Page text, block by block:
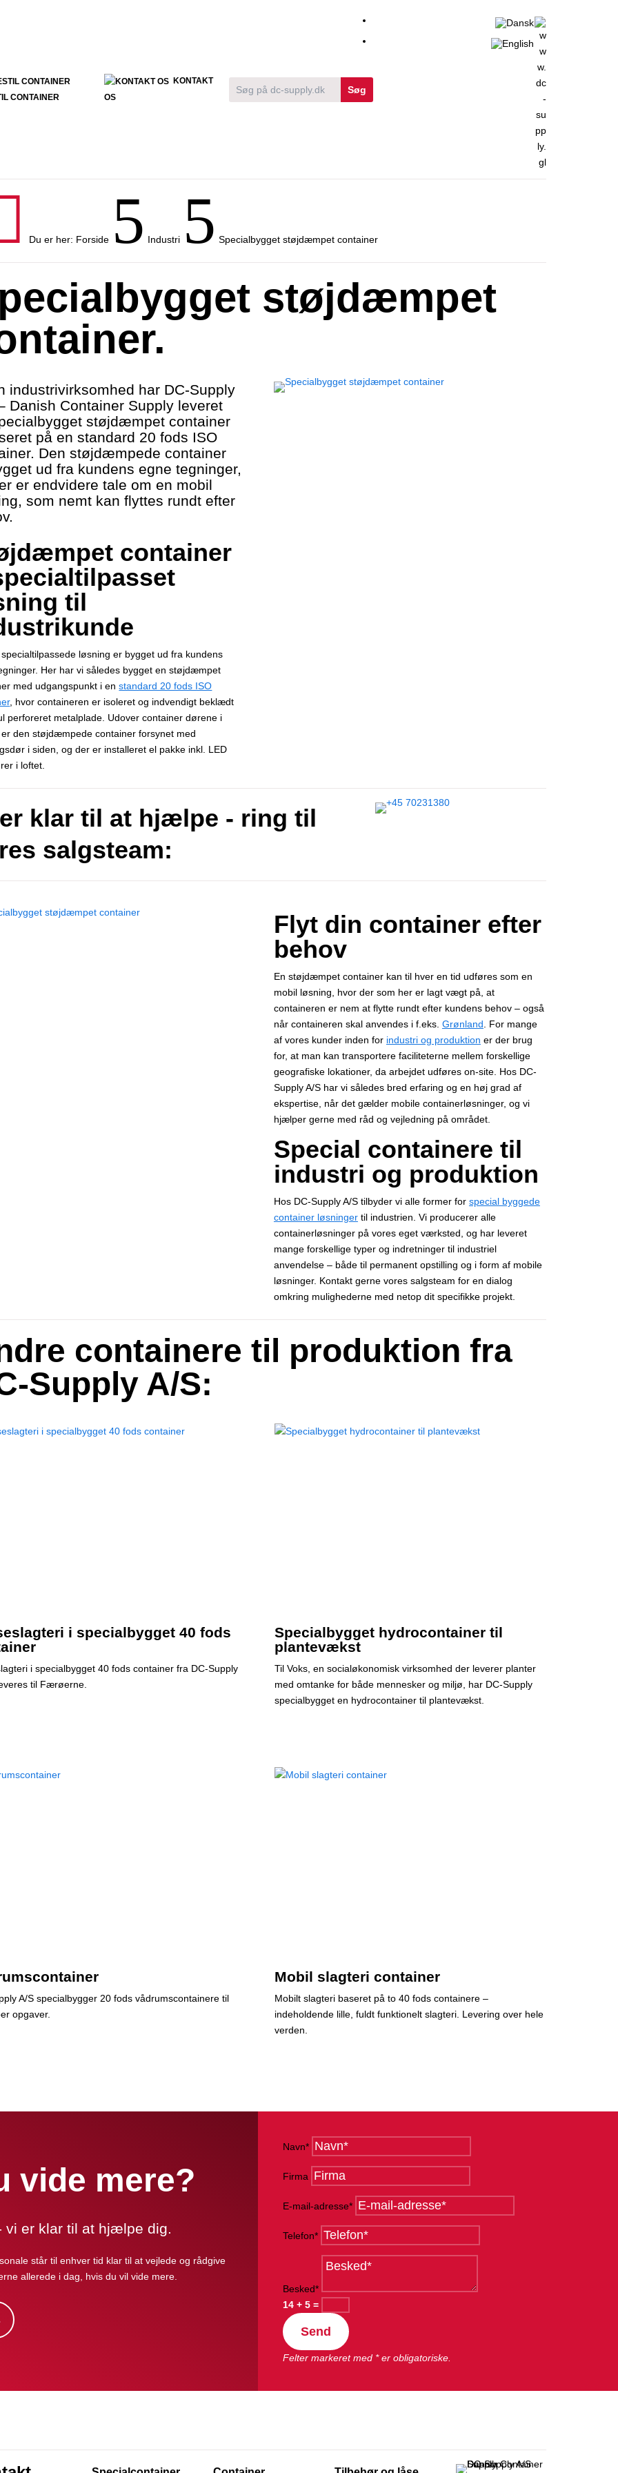
CONTAINER
KONTAKT
OS
Du er her: Forside 5 Industri 5 Specialbygget støjdæmpet container
støjdæmpet
industrivirksomhed har DC-Supply
Danish Container Supply leveret
støjdæmpet container
på en standard 20 fods ISO
Den støjdæmpede container
ud fra kundens egne tegninger,
er endvidere tale om en mobil
som nemt kan flyttes rundt efter
container
til
løsning er bygget ud fra kundens
Her har vi således bygget en støjdæmpet
med udgangspunkt i enstandard 20 fods ISO
, hvor containeren er isoleret og indvendigt beklædt
perforeret metalplade. Udover container dørene i
den støjdæmpede container forsynet med
i siden, og der er installeret el pakke inkl. LED
i loftet.
klar til at hjælpe - ring til
salgsteam:
Flyt din container efter
behov
En støjdæmpet container kan til hver en tid udføres som en
mobil løsning, hvor der som her er lagt vægt på, at
containeren er nem at flytte rundt efter kundens behov – også
når containeren skal anvendes i f.eks. Grønland. For mange
af vores kunder inden for industri og produktion er der brug
for, at man kan transportere faciliteterne mellem forskellige
geografiske lokationer, da arbejdet udføres on-site. Hos DC-
Supply A/S har vi således bred erfaring og en høj grad af
ekspertise, når det gælder mobile containerløsninger, og vi
hjælper gerne med råd og vejledning på området.
Special containere til
industri og produktion
Hos DC-Supply A/S tilbyder vi alle former for special byggede
container løsningertil industrien. Vi producerer alle
containerløsninger på vores eget værksted, og har leveret
mange forskellige typer og indretninger til industriel
anvendelse – både til permanent opstilling og i form af mobile
løsninger. Kontakt gerne vores salgsteam for en dialog
omkring mulighederne med netop dit specifikke projekt.
containere til produktion fra
Supply A/S:
i specialbygget 40 fods
i specialbygget 40 fods container fra DC-Supply
til Færøerne.
Specialbygget hydrocontainer til
plantevækst
Til Voks, en socialøkonomisk virksomhed der leverer planter
med omtanke for både mennesker og miljø, har DC-Supply
specialbygget en hydrocontainer til plantevækst.
A/S specialbygger 20 fods vådrumscontainere til
opgaver.
Mobil slagteri container
Mobilt slagteri baseret på to 40 fods containere –
indeholdende lille, fuldt funktionelt slagteri. Levering over hele
verden.
vide mere?
vi er klar til at hjælpe dig.
står til enhver tid klar til at vejlede og rådgive
allerede i dag, hvis du vil vide mere.
Navn*
Firma
E-mail-adresse*
Telefon*
Besked*
14 + 5 =
Send
Felter markeret med * er obligatoriske.